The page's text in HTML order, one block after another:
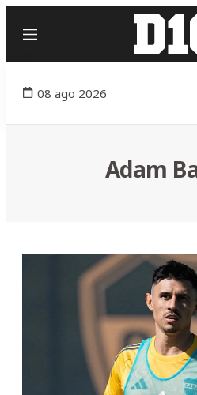
Menú
08 ago 2026
Adam